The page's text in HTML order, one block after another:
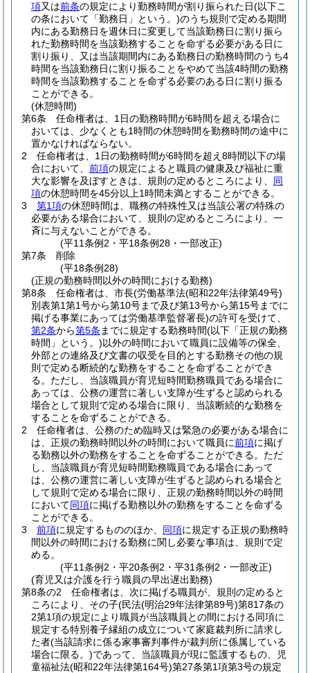
項又は前条の規定により勤務時間が割り振られた日(以下こ
の条において「勤務日」という。)のうち規則で定める期間
内にある勤務日を週休日に変更して当該勤務日に割り振ら
れた勤務時間を当該勤務することを命ずる必要がある日に
割り振り、又は当該期間内にある勤務日の勤務時間のうち4
時間を当該勤務日に割り振ることをやめて当該4時間の勤務
時間を当該勤務することを命ずる必要のある日に割り振る
ことができる。
(休憩時間)
第6条
任命権者は、1日の勤務時間が6時間を超える場合に
おいては、少なくとも1時間の休憩時間を勤務時間の途中に
置かなければならない。
2
任命権者は、1日の勤務時間が6時間を超え8時間以下の場
合において、 前項の規定によると職員の健康及び福祉に重
大な影響を及ぼすときは、規則の定めるところにより、 同
項の休憩時間を45分以上1時間未満とすることができる。
3
第1項の休憩時間は、職務の特殊性又は当該公署の特殊の
必要がある場合において、規則の定めるところにより、一
斉に与えないことができる。
(平11条例2・平18条例28・一部改正)
第7条
削除
(平18条例28)
(正規の勤務時間以外の時間における勤務)
第8条
任命権者は、市長(労働基準法(昭和22年法律第49号)
別表第1第1号から第10号まで及び第13号から第15号までに
掲げる事業にあっては労働基準監督署長)の許可を受けて、
第2条から第5条 までに規定する勤務時間(以下「正規の勤務
時間」という。)以外の時間において職員に設備等の保全、
外部との連絡及び文書の収受を目的とする勤務その他の規
則で定める断続的な勤務をすることを命ずることができ
る。 ただし、当該職員が育児短時間勤務職員である場合に
あっては、公務の運営に著しい支障が生ずると認められる
場合として規則で定める場合に限り、当該断続的な勤務を
することを命ずることができる。
2
任命権者は、公務のため臨時又は緊急の必要がある場合に
は、正規の勤務時間以外の時間において職員に前項に掲げ
る勤務以外の勤務をすることを命ずることができる。 ただ
し、当該職員が育児短時間勤務職員である場合にあって
は、公務の運営に著しい支障が生ずると認められる場合と
して規則で定める場合に限り、正規の勤務時間以外の時間
において同項に掲げる勤務以外の勤務をすることを命ずる
ことができる。
3
前項に規定するもののほか、 同項に規定する正規の勤務時
間以外の時間における勤務に関し必要な事項は、規則で定
める。
(平11条例2・平20条例2・平31条例2・一部改正)
(育児又は介護を行う職員の早出遅出勤務)
第8条の2
任命権者は、次に掲げる職員が、規則の定めると
ころにより、その子(民法(明治29年法律第89号)第817条の
2第1項の規定により職員が当該職員との間における同項に
規定する特別養子縁組の成立について家庭裁判所に請求し
た者(当該請求に係る家事審判事件が裁判所に係属している
場合に限る。)であって、当該職員が現に監護するもの、児
童福祉法(昭和22年法律第164号)第27条第1項第3号の規定